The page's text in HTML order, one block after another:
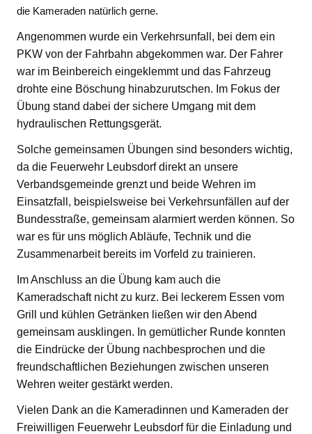
die Kameraden natürlich gerne.
Angenommen wurde ein Verkehrsunfall, bei dem ein
PKW von der Fahrbahn abgekommen war. Der Fahrer
war im Beinbereich eingeklemmt und das Fahrzeug
drohte eine Böschung hinabzurutschen. Im Fokus der
Übung stand dabei der sichere Umgang mit dem
hydraulischen Rettungsgerät.
Solche gemeinsamen Übungen sind besonders wichtig,
da die Feuerwehr Leubsdorf direkt an unsere
Verbandsgemeinde grenzt und beide Wehren im
Einsatzfall, beispielsweise bei Verkehrsunfällen auf der
Bundesstraße, gemeinsam alarmiert werden können. So
war es für uns möglich Abläufe, Technik und die
Zusammenarbeit bereits im Vorfeld zu trainieren.
Im Anschluss an die Übung kam auch die
Kameradschaft nicht zu kurz. Bei leckerem Essen vom
Grill und kühlen Getränken ließen wir den Abend
gemeinsam ausklingen. In gemütlicher Runde konnten
die Eindrücke der Übung nachbesprochen und die
freundschaftlichen Beziehungen zwischen unseren
Wehren weiter gestärkt werden.
Vielen Dank an die Kameradinnen und Kameraden der
Freiwilligen Feuerwehr Leubsdorf für die Einladung und